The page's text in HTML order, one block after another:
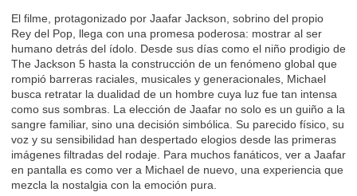
El filme, protagonizado por Jaafar Jackson, sobrino del propio
Rey del Pop, llega con una promesa poderosa: mostrar al ser
humano detrás del ídolo. Desde sus días como el niño prodigio de
The Jackson 5 hasta la construcción de un fenómeno global que
rompió barreras raciales, musicales y generacionales, Michael
busca retratar la dualidad de un hombre cuya luz fue tan intensa
como sus sombras. La elección de Jaafar no solo es un guiño a la
sangre familiar, sino una decisión simbólica. Su parecido físico, su
voz y su sensibilidad han despertado elogios desde las primeras
imágenes filtradas del rodaje. Para muchos fanáticos, ver a Jaafar
en pantalla es como ver a Michael de nuevo, una experiencia que
mezcla la nostalgia con la emoción pura.